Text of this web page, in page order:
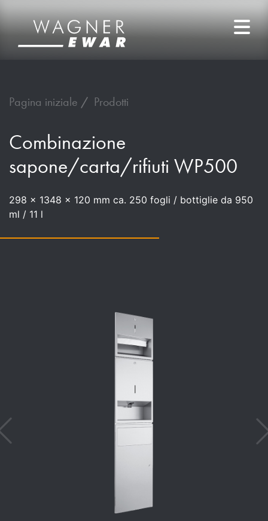
Pagina iniziale Prodotti
Combinazione
sapone/carta/rifiuti WP500
298 x 1348 x 120 mm ca. 250 fogli / bottiglie da 950
ml / 11 l